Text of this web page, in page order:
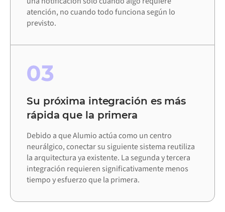
atención, no cuando todo funciona según lo
previsto.
03
Su próxima integración es más
rápida que la primera
Debido a que Alumio actúa como un centro
neurálgico, conectar su siguiente sistema reutiliza
la arquitectura ya existente. La segunda y tercera
integración requieren significativamente menos
tiempo y esfuerzo que la primera.